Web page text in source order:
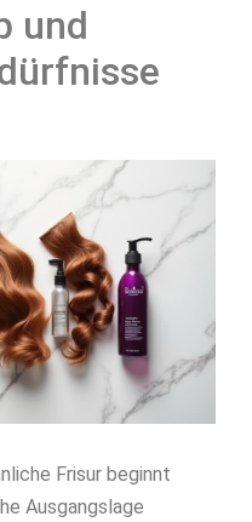
und
Frisur beginnt
Ausgangslage